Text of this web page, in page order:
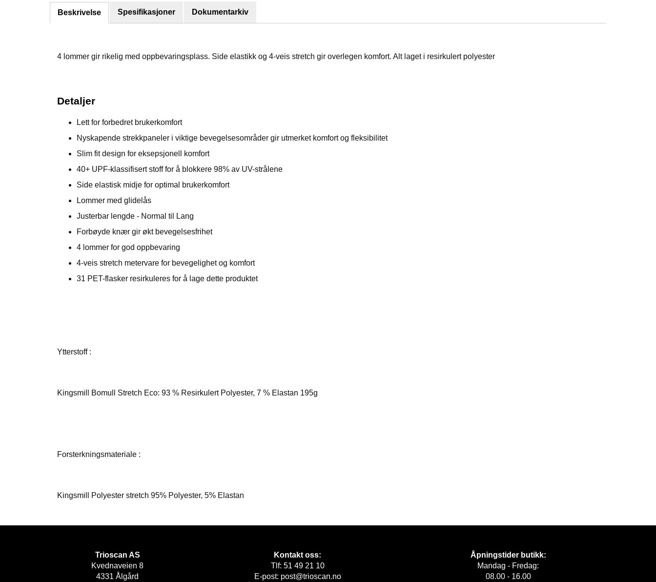
Beskrivelse Spesifikasjoner Dokumentarkiv
4 lommer gir rikelig med oppbevaringsplass. Side elastikk og 4-veis stretch gir overlegen komfort. Alt laget i resirkulert polyester
Detaljer
Lett for forbedret brukerkomfort
Nyskapende strekkpaneler i viktige bevegelsesområder gir utmerket komfort og fleksibilitet
Slim fit design for eksepsjonell komfort
40+ UPF-klassifisert stoff for å blokkere 98% av UV-strålene
Side elastisk midje for optimal brukerkomfort
Lommer med glidelås
Justerbar lengde - Normal til Lang
Forbøyde knær gir økt bevegelsesfrihet
4 lommer for god oppbevaring
4-veis stretch metervare for bevegelighet og komfort
31 PET-flasker resirkuleres for å lage dette produktet
Ytterstoff :
Kingsmill Bomull Stretch Eco: 93 % Resirkulert Polyester, 7 % Elastan 195g
Forsterkningsmateriale :
Kingsmill Polyester stretch 95% Polyester, 5% Elastan
Trioscan AS
Kvednaveien 8
4331 Ålgård
Kontakt oss:
Tlf: 51 49 21 10
E-post: post@trioscan.no
Åpningstider butikk:
Mandag - Fredag:
08.00 - 16.00